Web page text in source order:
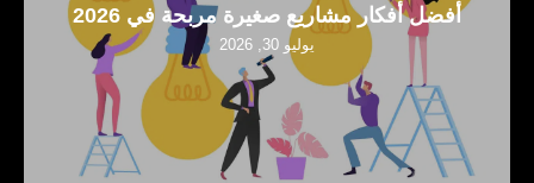
أفضل أفكار مشاريع صغيرة مربحة في 2026
يوليو 30, 2026